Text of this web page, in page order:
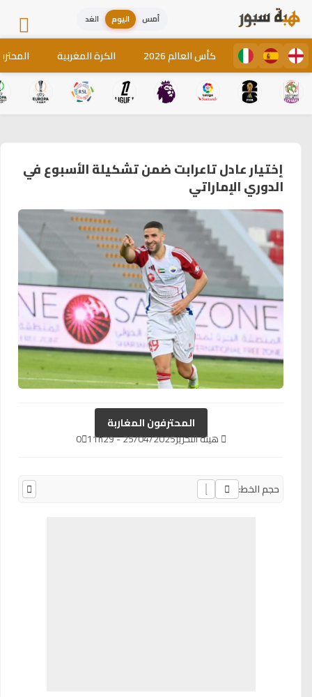
أمس اليوم الغد
كأس العالم 2026 الكرة المغربية
إختيار عادل تاعرابت ضمن تشكيلة الأسبوع في
الدوري الإماراتي
المحترفون المغاربة
هيئة التحرير25/04/2025 - 11h29
0
حجم الخط: